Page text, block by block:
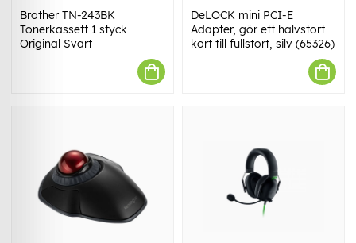
Brother TN-243BK
Tonerkassett 1 styck
Original Svart
DeLOCK mini PCI-E
Adapter, gör ett halvstort
kort till fullstort, silv (65326)